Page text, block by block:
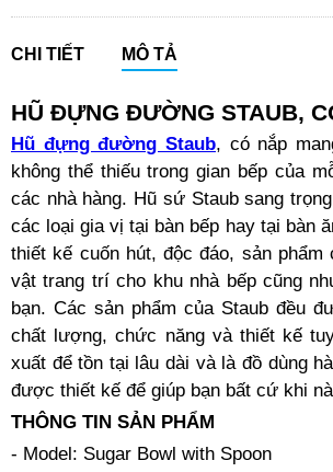
CHI TIẾT MÔ TẢ
HŨ ĐỰNG ĐƯỜNG STAUB,
Hũ đựng đường Staub, có nắp
không thể thiếu trong gian bếp của
các nhà hàng. Hũ sứ Staub sang
các loại gia vị tại bàn bếp hay tại bàn
thiết kế cuốn hút, độc đáo, sản phẩm
vật trang trí cho khu nhà bếp cũng
bạn. Các sản phẩm của Staub đều
chất lượng, chức năng và thiết kế
xuất để tồn tại lâu dài và là đồ dùng
được thiết kế để giúp bạn bất cứ khi
THÔNG TIN SẢN PHẨM
- Model: Sugar Bowl with Spoon